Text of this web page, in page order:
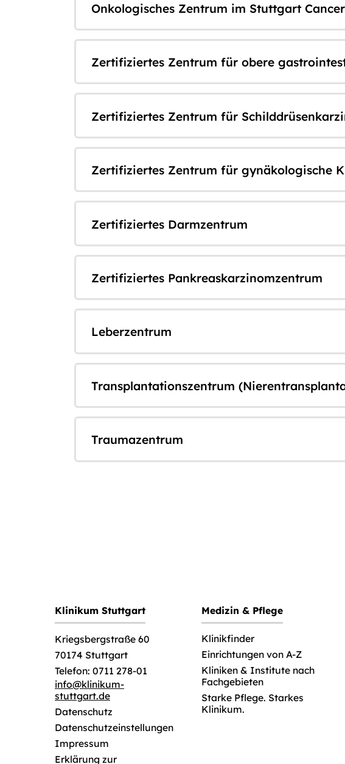
Onkologisches Zentrum im Stuttgart
Zertifiziertes Zentrum für obere
Zertifiziertes Zentrum für
Zertifiziertes Zentrum für gynäkologische
Zertifiziertes Darmzentrum
Zertifiziertes Pankreaskarzinomzentrum
Leberzentrum
Transplantationszentrum
Traumazentrum
Klinikum Stuttgart
Kriegsbergstraße 60
70174 Stuttgart
Telefon: 0711 278-01
info@klinikum-
stuttgart.de
Datenschutz
Datenschutzeinstellungen
Impressum
Erklärung zur
Medizin & Pflege
Klinikfinder
Einrichtungen von A-Z
Kliniken & Institute nach
Fachgebieten
Starke Pflege. Starkes
Klinikum.